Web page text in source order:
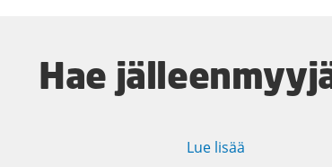
Hae
Lue lisää